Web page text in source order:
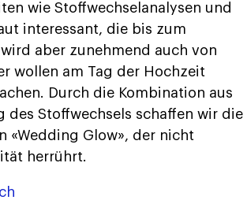
wie Stoffwechselanalysen und
interessant, die bis zum
aber zunehmend auch von
wollen am Tag der Hochzeit
Durch die Kombination aus
Stoffwechsels schaffen wir die
«Wedding Glow», der nicht
herrührt.